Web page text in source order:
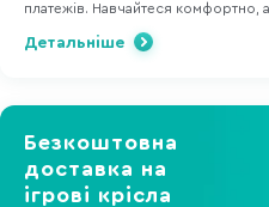
платежів. Навчайтеся комфортно,
Детальніше
Безкоштовна
доставка на
ігрові крісла